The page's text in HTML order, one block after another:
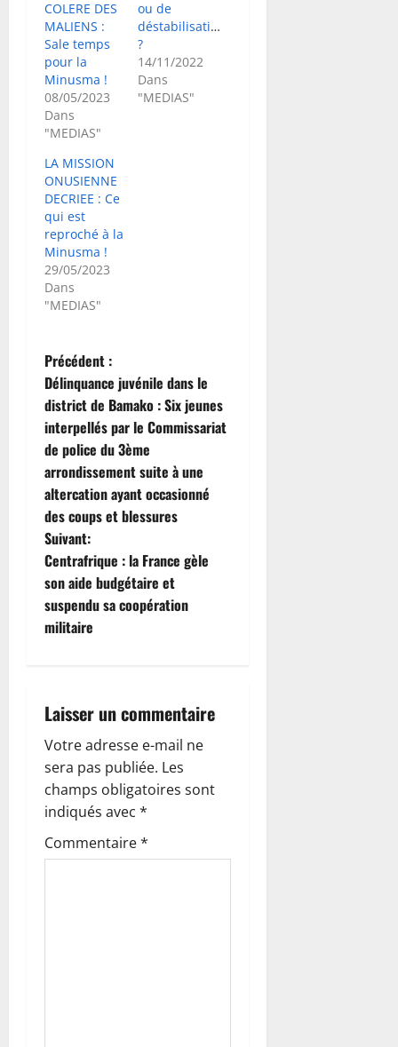
COLERE DES
MALIENS :
Sale temps
pour la
Minusma !
08/05/2023
Dans
"MEDIAS"
ou de
déstabilisation
?
14/11/2022
Dans
"MEDIAS"
LA MISSION
ONUSIENNE
DECRIEE : Ce
qui est
reproché à la
Minusma !
29/05/2023
Dans
"MEDIAS"
N
a
v
i
g
a
t
i
n
d
’
a
r
Précédent :
Délinquance juvénile dans le
district de Bamako : Six jeunes
interpellés par le Commissariat
de police du 3ème
arrondissement suite à une
altercation ayant occasionné
des coups et blessures
Suivant:
Centrafrique : la France gèle
son aide budgétaire et
suspendu sa coopération
militaire
Laisser un commentaire
Votre adresse e-mail ne
sera pas publiée. Les
champs obligatoires sont
indiqués avec *
Commentaire*